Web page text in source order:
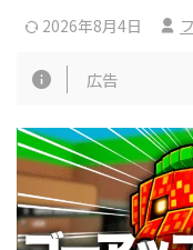
2026年8月4日
広告